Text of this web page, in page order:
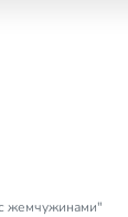
жемчужинами"